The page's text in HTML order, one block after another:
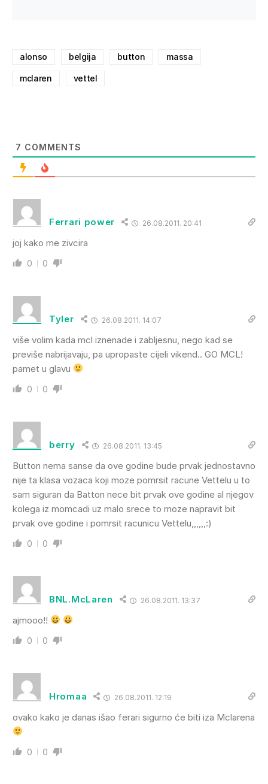
alonso belgija button massa
mclaren vettel
7 COMMENTS
Ferrari power 26.08.2011. 20:41
joj kako me zivcira
0 0
Tyler 26.08.2011. 14:07
više volim kada mcl iznenade i zabljesnu, nego kad se
previše nabrijavaju, pa upropaste cijeli vikend.. GO MCL!
pamet u glavu
0 0
berry 26.08.2011. 13:45
Button nema sanse da ove godine bude prvak jednostavno
nije ta klasa vozaca koji moze pomrsit racune Vettelu u to
sam siguran da Batton nece bit prvak ove godine al njegov
kolega iz momcadi uz malo srece to moze napravit bit
prvak ove godine i pomrsit racunicu Vettelu,,,,,,:)
0 0
BNL.McLaren 26.08.2011. 13:37
ajmooo!!
0 0
Hromaa 26.08.2011. 12:19
ovako kako je danas išao ferari sigurno će biti iza Mclarena
0 0